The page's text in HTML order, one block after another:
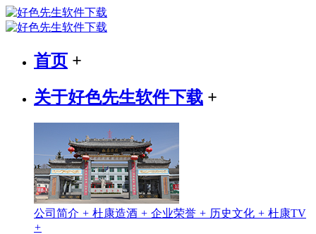
首页 +
关于好色先生软件下载 +
公司简介 + 杜康造酒 + 企业荣誉 + 历史文化 + 杜康TV
+